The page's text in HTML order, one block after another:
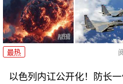
最热
以色列内讧公开化！防长